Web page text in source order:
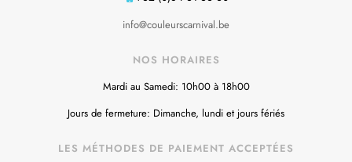
info@couleurscarnival.be
NOS HORAIRES
Mardi au Samedi: 10h00 à 18h00
Jours de fermeture: Dimanche, lundi et jours fériés
LES MÉTHODES DE PAIEMENT ACCEPTÉES